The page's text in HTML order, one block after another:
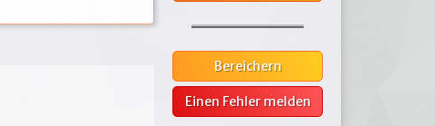
Bereichern
Einen Fehler melden